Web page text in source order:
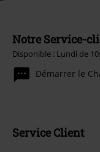
Notre Service-
Disponible : Lundi de
Démarrer le
Service Client